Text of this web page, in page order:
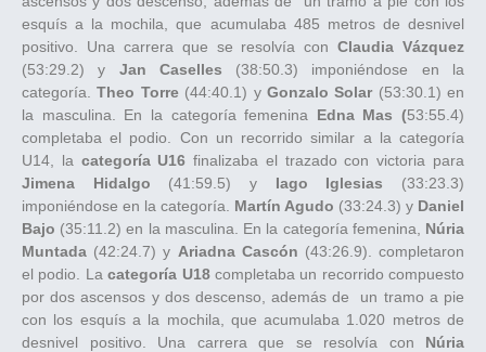
esquís a la mochila, que acumulaba 485 metros de desnivel
positivo. Una carrera que se resolvía conClaudia Vázquez
(53:29.2) y Jan Caselles (38:50.3) imponiéndose en la
categoría.Theo Torre(44:40.1) y Gonzalo Solar(53:30.1) en
la masculina. En la categoría femenina Edna Mas (53:55.4)
completaba el podio. Con un recorrido similar a la categoría
U14, la categoría U16 finalizaba el trazado con victoria para
Jimena Hidalgo (41:59.5) y Iago Iglesias (33:23.3)
imponiéndose en la categoría. Martín Agudo (33:24.3) y Daniel
Bajo (35:11.2) en la masculina. En la categoría femenina, Núria
Muntada (42:24.7) y Ariadna Cascón (43:26.9). completaron
el podio. Lacategoría U18completaba un recorrido compuesto
por dos ascensos y dos descenso, además de un tramo a pie
con los esquís a la mochila, que acumulaba 1.020 metros de
desnivel positivo. Una carrera que se resolvía con Núria